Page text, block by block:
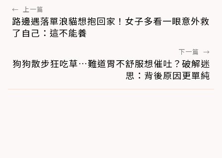
← 上一篇
路邊遇落單浪貓想抱回家！女子多看一眼意外救
了自己：這不能養
下一篇 →
狗狗散步狂吃草…難道胃不舒服想催吐？破解迷
思：背後原因更單純